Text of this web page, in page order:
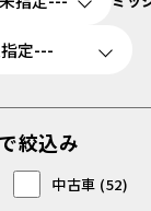
絞込み
中古車 (52)